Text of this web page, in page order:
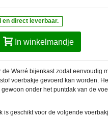
en direct leverbaar.
In winkelmandje
de Warré bijenkast zodat eenvoudig
voerbakje gevoerd kan worden.
onder het puntdak van de
is geschikt voor de volgende